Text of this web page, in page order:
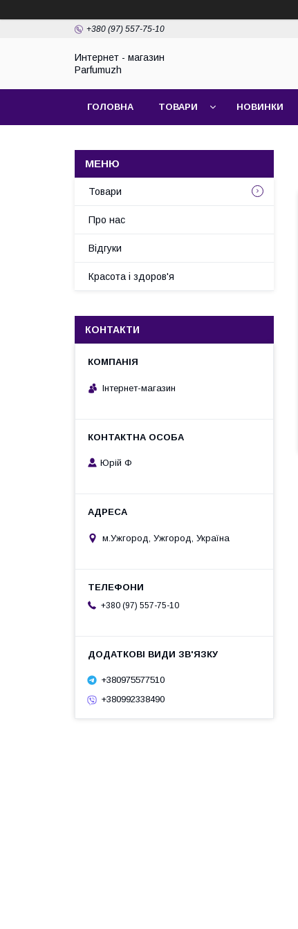
+380 (97) 557-75-10
Интернет - магазин
Parfumuzh
ГОЛОВНА ТОВАРИ НОВИНКИ
Товари
Про нас
Відгуки
Красота і здоров'я
КОНТАКТИ
Інтернет-магазин
Юрій Ф
м.Ужгород, Ужгород, Україна
+380 (97) 557-75-10
+380975577510
+380992338490